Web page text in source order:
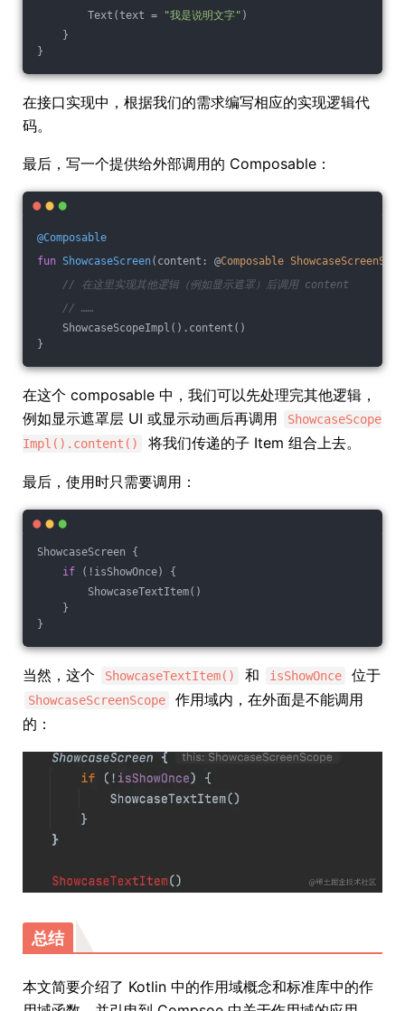
Text(text =
"我是说明文字" )
}
}
在接口实现中，根据我们的需求编写相应的实现逻辑代
码。
最后，写一个提供给外部调用的 Composable：
@Composable
fun ShowcaseScreen(content: @Composable
// 在这里实现其他逻辑（例如显示遮罩）后调用 content
// ……
ShowcaseScopeImpl().content()
}
在这个 composable 中，我们可以先处理完其他逻辑，
例如显示遮罩层 UI 或显示动画后再调用
ShowcaseScope
Impl().content()
将我们传递的子 Item 组合上去。
最后，使用时只需要调用：
ShowcaseScreen {
if (!isShowOnce) {
ShowcaseTextItem()
}
}
当然，这个 ShowcaseTextItem() 和 isShowOnce 位于
ShowcaseScreenScope
作用域内，在外面是不能调用
的：
总结
本文简要介绍了 Kotlin 中的作用域概念和标准库中的作